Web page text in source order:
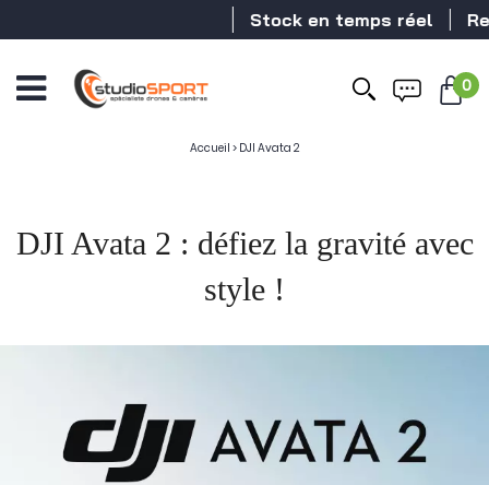
Stock en temps réel Revendeur DJI
0
Accueil > DJI Avata 2
DJI Avata 2 : défiez la gravité avec
style !